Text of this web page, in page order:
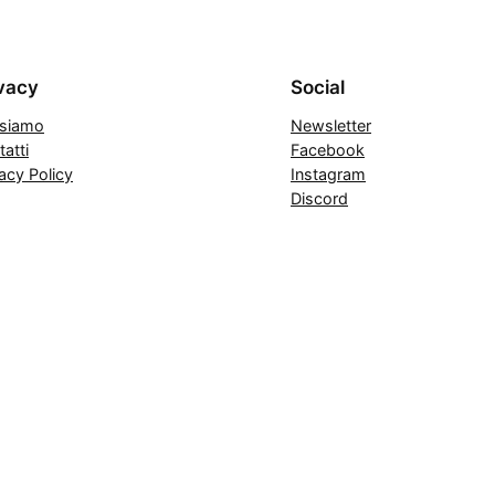
Policy
Social
Newsletter
Facebook
Instagram
Discord